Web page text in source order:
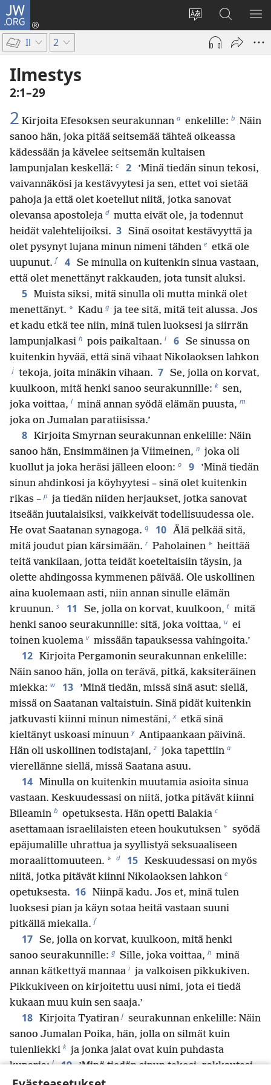
JW.ORG
Vaihda
sivuston
kieli
Kirjaudu
(avaa
ikkunan)
Hae
JW.ORG-
sivustolta
Il 2
Ilmestys
2:1–29
2 Kirjoita Efesoksen seurakunnan a enkelille: b Näin
sanoo hän, joka pitää seitsemää tähteä oikeassa
kädessään ja kävelee seitsemän kultaisen
lampunjalan keskellä: c 2
’Minä tiedän sinun tekosi,
vaivannäkösi ja kestävyytesi ja sen, ettet voi sietää
pahoja ja että olet koetellut niitä, jotka sanovat
olevansa apostoleja d mutta eivät ole, ja todennut
heidät valehtelijoiksi. 3 Sinä osoitat kestävyyttä ja
olet pysynyt lujana minun nimeni tähden e etkä ole
uupunut. f 4 Se minulla on kuitenkin sinua vastaan,
että olet menettänyt rakkauden, jota tunsit aluksi.
5 Muista siksi, mitä sinulla oli mutta minkä olet
menettänyt. * Kadu g ja tee sitä, mitä teit alussa. Jos
et kadu etkä tee niin, minä tulen luoksesi ja siirrän
lampunjalkasi h pois paikaltaan. i 6 Se sinussa on
kuitenkin hyvää, että sinä vihaat Nikolaoksen lahkon
j tekoja, joita minäkin vihaan. 7 Se, jolla on korvat,
kuulkoon, mitä henki sanoo seurakunnille: k sen,
joka voittaa, l minä annan syödä elämän puusta, m
joka on Jumalan paratiisissa.’
8 Kirjoita Smyrnan seurakunnan enkelille: Näin
sanoo hän, Ensimmäinen ja Viimeinen, n joka oli
kuollut ja joka heräsi jälleen eloon: o 9
’Minä tiedän
sinun ahdinkosi ja köyhyytesi – sinä olet kuitenkin
rikas – p ja tiedän niiden herjaukset, jotka sanovat
itseään juutalaisiksi, vaikkeivät todellisuudessa ole.
He ovat Saatanan synagoga. q 10 Älä pelkää sitä,
mitä joudut pian kärsimään. r Paholainen * heittää
teitä vankilaan, jotta teidät koeteltaisiin täysin, ja
olette ahdingossa kymmenen päivää. Ole uskollinen
aina kuolemaan asti, niin annan sinulle elämän
kruunun. s 11 Se, jolla on korvat, kuulkoon, t mitä
henki sanoo seurakunnille: sitä, joka voittaa, u ei
toinen kuolema v missään tapauksessa vahingoita.’
12 Kirjoita Pergamonin seurakunnan enkelille:
Näin sanoo hän, jolla on terävä, pitkä, kaksiteräinen
miekka: w 13
’Minä tiedän, missä sinä asut: siellä,
missä on Saatanan valtaistuin. Sinä pidät kuitenkin
jatkuvasti kiinni minun nimestäni, x etkä sinä
kieltänyt uskoasi minuun y Antipaankaan päivinä.
Hän oli uskollinen todistajani, z joka tapettiin a
vierellänne siellä, missä Saatana asuu.
14 Minulla on kuitenkin muutamia asioita sinua
vastaan. Keskuudessasi on niitä, jotka pitävät kiinni
Bileamin b opetuksesta. Hän opetti Balakia c
asettamaan israelilaisten eteen houkutuksen * syödä
epäjumalille uhrattua ja syyllistyä seksuaaliseen
moraalittomuuteen. * d 15 Keskuudessasi on myös
niitä, jotka pitävät kiinni Nikolaoksen lahkon e
opetuksesta. 16 Niinpä kadu. Jos et, minä tulen
luoksesi pian ja käyn sotaa heitä vastaan suuni
pitkällä miekalla. f
17 Se, jolla on korvat, kuulkoon, mitä henki
sanoo seurakunnille: g Sille, joka voittaa, h minä
annan kätkettyä mannaa i ja valkoisen pikkukiven.
Pikkukiveen on kirjoitettu uusi nimi, jota ei tiedä
kukaan muu kuin sen saaja.’
18 Kirjoita Tyatiran j seurakunnan enkelille: Näin
sanoo Jumalan Poika, hän, jolla on silmät kuin
tulenliekki k ja jonka jalat ovat kuin puhdasta
kuparia: l 19 ’Minä tiedän sinun tekosi, rakkautesi,
uskosi, palveluksesi ja kestävyytesi ja sen, että olet